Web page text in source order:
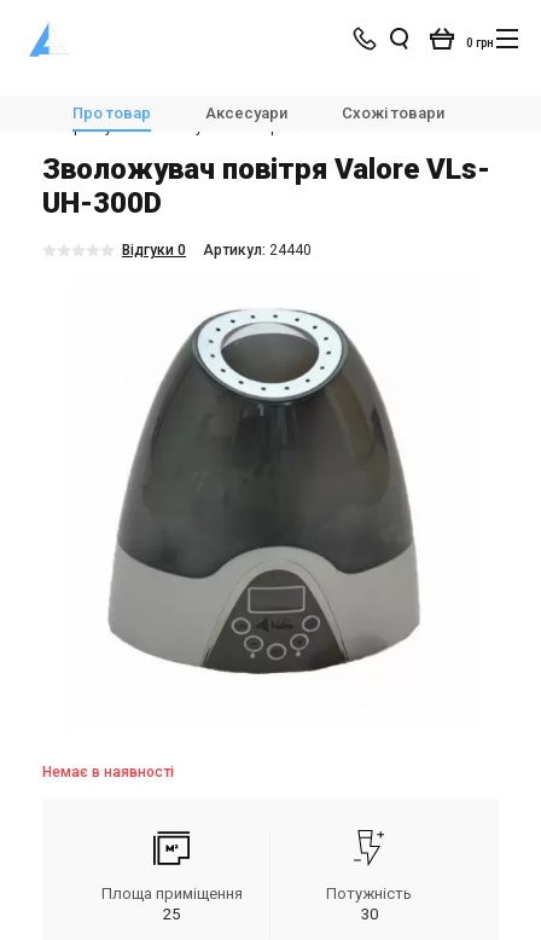
0 грн
Магазин
Зволожувачі повітря
Ультразвукові зволожувачі повітря
Valore VLs-UH-300D
Про товар Аксесуари Схожі товари
Зволожувач повітря Valore VLs-
UH-300D
Відгуки 0 Aртикул: 24440
Немає в наявності
Площа приміщення
25
Потужність
30